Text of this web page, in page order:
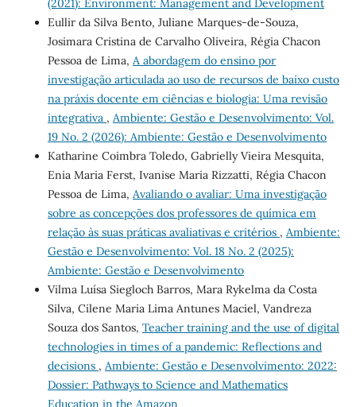
Eullir da Silva Bento, Juliane Marques-de-Souza,
Josimara Cristina de Carvalho Oliveira, Régia Chacon
Pessoa de Lima, A abordagem do ensino por
investigação articulada ao uso de recursos de baixo custo
na práxis docente em ciências e biologia: Uma revisão
integrativa , Ambiente: Gestão e Desenvolvimento: Vol.
19 No. 2 (2026): Ambiente: Gestão e Desenvolvimento
Katharine Coimbra Toledo, Gabrielly Vieira Mesquita,
Enia Maria Ferst, Ivanise Maria Rizzatti, Régia Chacon
Pessoa de Lima, Avaliando o avaliar: Uma investigação
sobre as concepções dos professores de química em
relação às suas práticas avaliativas e critérios , Ambiente:
Gestão e Desenvolvimento: Vol. 18 No. 2 (2025):
Ambiente: Gestão e Desenvolvimento
Vilma Luísa Siegloch Barros, Mara Rykelma da Costa
Silva, Cilene Maria Lima Antunes Maciel, Vandreza
Souza dos Santos, Teacher training and the use of digital
technologies in times of a pandemic: Reflections and
decisions , Ambiente: Gestão e Desenvolvimento: 2022:
Dossier: Pathways to Science and Mathematics
Education in the Amazon